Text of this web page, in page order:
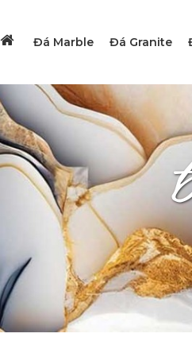
Đá Marble Đá Granite